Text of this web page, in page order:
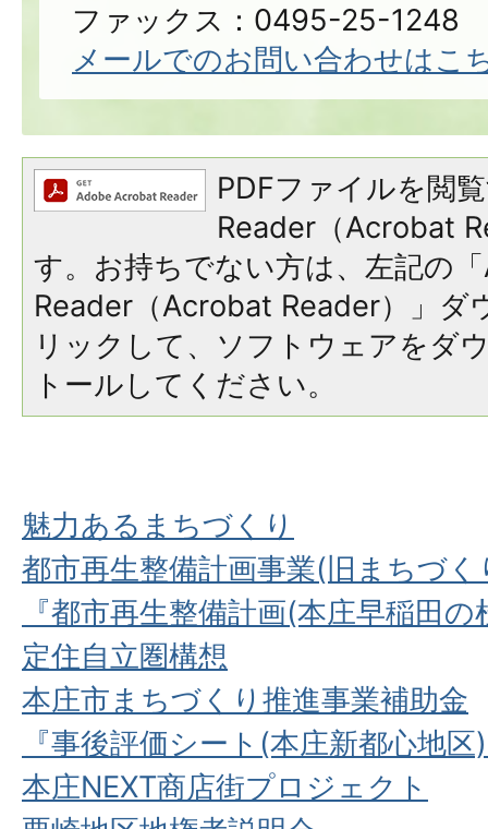
ファックス：0495-25-1248
メールでのお問い合わせはこ
PDFファイルを閲
Reader（Acrobat
す。お持ちでない方は、左記の
Reader（Acrobat Reader）」ダ
リックして、ソフトウェアをダ
トールしてください。
魅力あるまちづくり
都市再生整備計画事業(旧まちづ
『都市再生整備計画(本庄早稲田
定住自立圏構想
本庄市まちづくり推進事業補助金
『事後評価シート(本庄新都心地
本庄NEXT商店街プロジェクト